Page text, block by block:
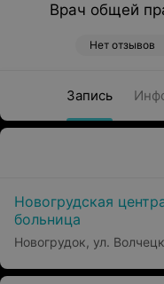
Врач общей
Нет отзывов
Запись
Новогрудская
больница
Новогрудок, ул.